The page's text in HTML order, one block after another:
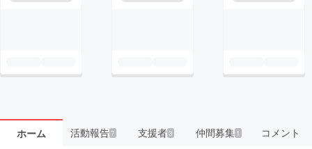
ホーム 活動報告7 支援者3 仲間募集 1 コメント